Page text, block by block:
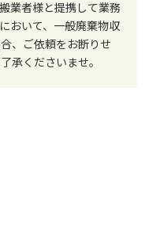
業者様と提携して業務
おいて、一般廃棄物収
、ご依頼をお断りせ
承くださいませ。